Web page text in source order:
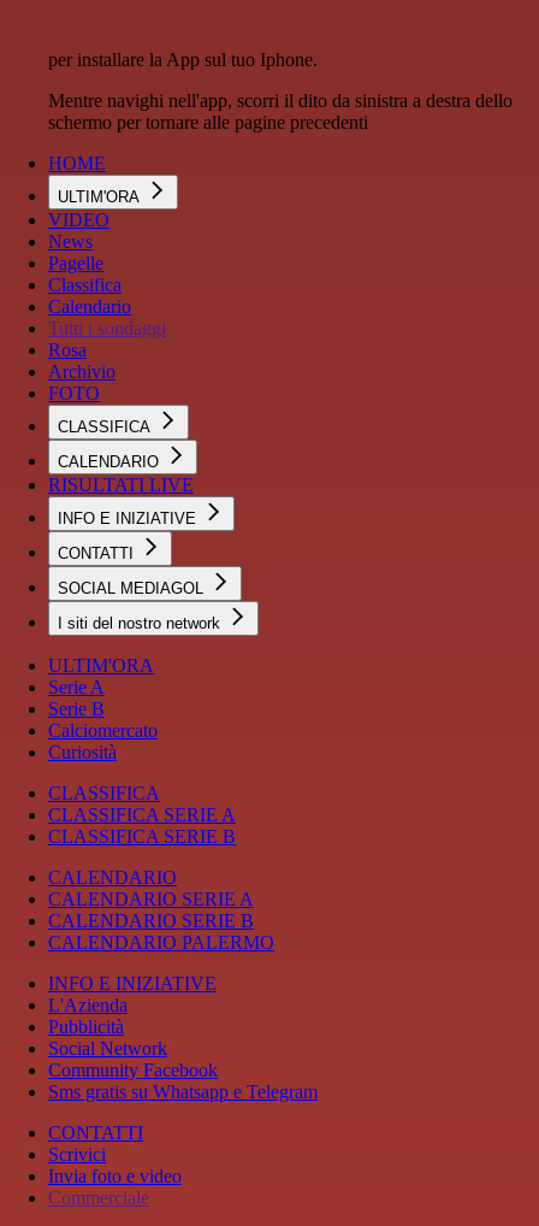
per installare la App sul tuo Iphone.
Mentre navighi nell'app, scorri il dito da sinistra a destra dello
schermo per tornare alle pagine precedenti
HOME
ULTIM'ORA
VIDEO
News
Pagelle
Classifica
Calendario
Tutti i sondaggi
Rosa
Archivio
FOTO
CLASSIFICA
CALENDARIO
RISULTATI LIVE
INFO E INIZIATIVE
CONTATTI
SOCIAL MEDIAGOL
I siti del nostro network
ULTIM'ORA
Serie A
Serie B
Calciomercato
Curiosità
CLASSIFICA
CLASSIFICA SERIE A
CLASSIFICA SERIE B
CALENDARIO
CALENDARIO SERIE A
CALENDARIO SERIE B
CALENDARIO PALERMO
INFO E INIZIATIVE
L'Azienda
Pubblicità
Social Network
Community Facebook
Sms gratis su Whatsapp e Telegram
CONTATTI
Scrivici
Invia foto e video
Commerciale